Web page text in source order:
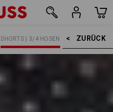
ZURÜCK    >
SHORTS | 3/4 HOSEN